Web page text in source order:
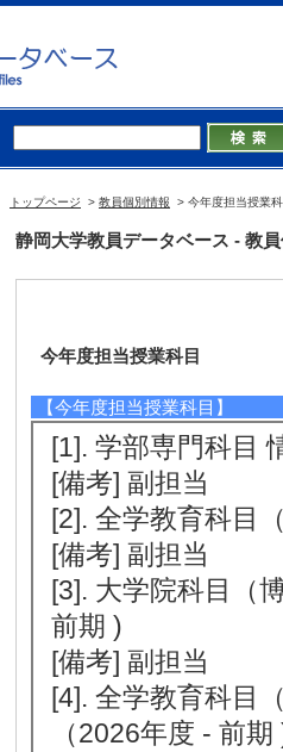
トップページ > 教員個別情報 > 今年度担当授業
静岡大学教員データベース - 教
今年度担当授業科目
【今年度担当授業科目】
[1]. 学部専門科目
[備考] 副担当
[2]. 全学教育科目
[備考] 副担当
[3]. 大学院科目（
前期 )
[備考] 副担当
[4]. 全学教育科目
（2026年度 - 前期